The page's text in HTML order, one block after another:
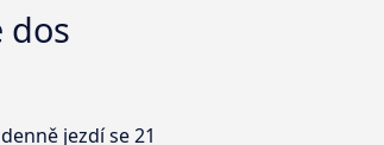
dos
jezdí se 21